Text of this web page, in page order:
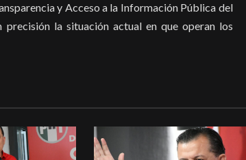
y Acceso a la Información Pública del
la situación actual en que operan los